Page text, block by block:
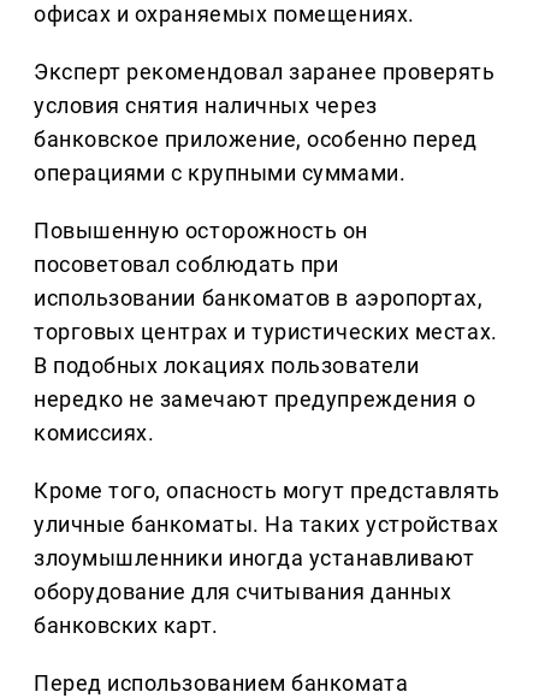
офисах и охраняемых помещениях.
Эксперт рекомендовал заранее проверять
условия снятия наличных через
банковское приложение, особенно перед
операциями с крупными суммами.
Повышенную осторожность он
посоветовал соблюдать при
использовании банкоматов в аэропортах,
торговых центрах и туристических местах.
В подобных локациях пользователи
нередко не замечают предупреждения о
комиссиях.
Кроме того, опасность могут представлять
уличные банкоматы. На таких устройствах
злоумышленники иногда устанавливают
оборудование для считывания данных
банковских карт.
Перед использованием банкомата